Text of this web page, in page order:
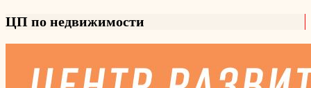
ЦП по недвижимости